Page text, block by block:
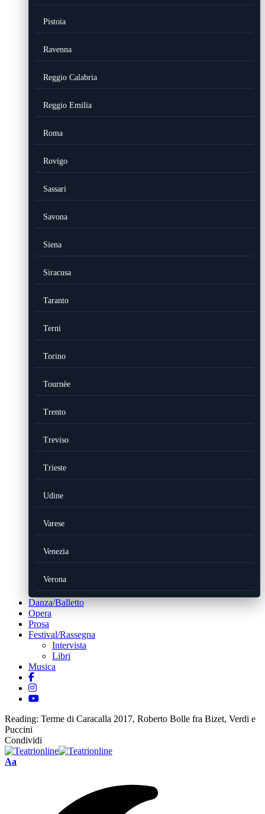
Pistoia
Ravenna
Reggio Calabria
Reggio Emilia
Roma
Rovigo
Sassari
Savona
Siena
Siracusa
Taranto
Terni
Torino
Tournèe
Trento
Treviso
Trieste
Udine
Varese
Venezia
Verona
Danza/Balletto
Opera
Prosa
Festival/Rassegna
Intervista
Libri
Musica
Reading: Terme di Caracalla 2017, Roberto Bolle fra Bizet, Verdi e
Puccini
Condividi
Font
Aa